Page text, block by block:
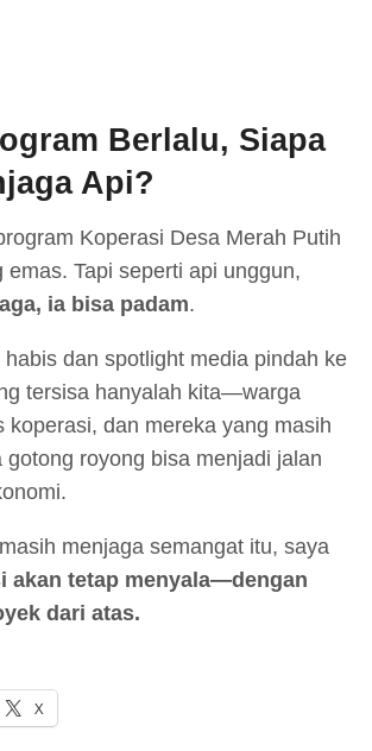
Berlalu, Siapa
Api?
Koperasi Desa Merah Putih
emas. Tapi seperti api unggun,
ia bisa padam.
dan spotlight media pindah ke
tersisa hanyalah kita—warga
koperasi, dan mereka yang masih
gotong royong bisa menjadi jalan
menjaga semangat itu, saya
akan tetap menyala—dengan
dari atas.
X